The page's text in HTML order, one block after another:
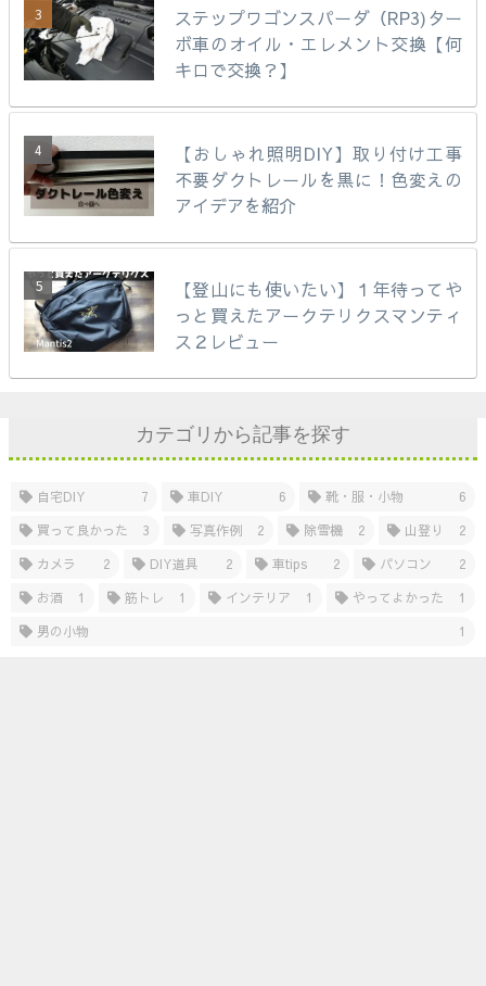
ステップワゴンスパーダ（RP3)ター
ボ車のオイル・エレメント交換【何
キロで交換？】
【おしゃれ照明DIY】取り付け工事
不要ダクトレールを黒に！色変えの
アイデアを紹介
【登山にも使いたい】１年待ってや
っと買えたアークテリクスマンティ
ス２レビュー
カテゴリから記事を探す
自宅DIY 7 車DIY 6 靴・服・小物
6
買って良かった
3 写真作例 2 除雪機 2 山登り
2
カメラ
2 DIY道具 2 車tips 2 パソコン
2
お酒
1 筋トレ 1 インテリア 1 やってよかった
1
男の小物
1